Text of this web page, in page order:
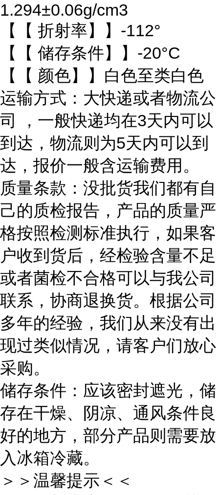
1.294±0.06g/cm3
【【 折射率】】-112°
【【 储存条件】】-20°C
【【 颜色】】白色至类白色
运输方式：大快递或者物流公
司 ，一般快递均在3天内可以
到达，物流则为5天内可以到
达，报价一般含运输费用。
质量条款：没批货我们都有自
己的质检报告，产品的质量严
格按照检测标准执行，如果客
户收到货后，经检验含量不足
或者菌检不合格可以与我公司
联系，协商退换货。根据公司
多年的经验，我们从来没有出
现过类似情况，请客户们放心
采购。
储存条件：应该密封遮光，储
存在干燥、阴凉、通风条件良
好的地方，部分产品则需要放
入冰箱冷藏。
＞＞温馨提示＜＜